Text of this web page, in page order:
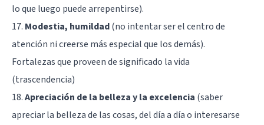
lo que luego puede arrepentirse).
17. Modestia, humildad(no intentar ser el centro de
atención ni creerse más especial que los demás).
Fortalezas que proveen de significado la vida
(trascendencia)
18.Apreciación de la belleza y la excelencia (saber
apreciar la belleza de las cosas, del día a día o interesarse